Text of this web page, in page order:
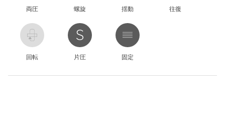
両圧 螺旋 揺動 往復
回転 片圧 固定